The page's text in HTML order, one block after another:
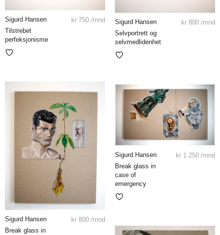
Sigurd Hansen
Tilstrebet
perfeksjonisme
kr 750 /mnd
Sigurd Hansen
Selvportrett og
selvmedlidenhet
kr 800 /mnd
Sigurd Hansen
Break glass in
kr 800 /mnd
Sigurd Hansen
Break glass in
case of
emergency
kr 1 250 /mnd